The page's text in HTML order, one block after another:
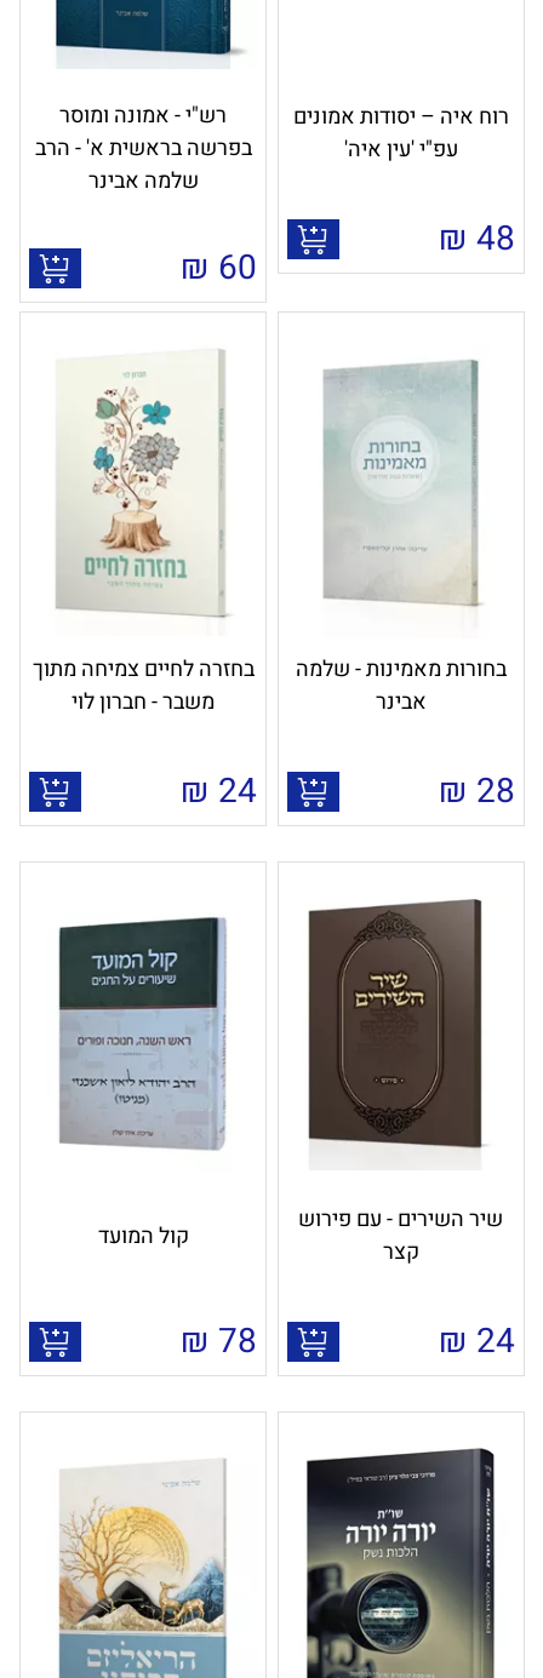
רוח איה – יסודות אמונים
עפ"י 'עין איה'
48
₪
רש"י - אמונה ומוסר
בפרשה בראשית א' - הרב
שלמה אבינר
60
₪
בחורות מאמינות - שלמה
אבינר
28
₪
בחזרה לחיים צמיחה מתוך
משבר - חברון לוי
24
₪
שיר השירים - עם פירוש
קצר
24
₪
קול המועד
78
₪